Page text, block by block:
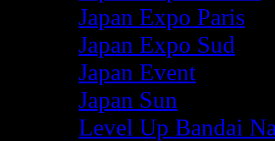
Japan Expo Paris
Japan Expo Sud
Japan Event
Japan Sun
Level Up Bandai